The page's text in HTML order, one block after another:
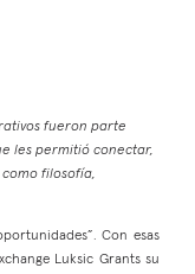
fueron parte
les permitió conectar,
filosofía,
Con esas
Luksic Grants su